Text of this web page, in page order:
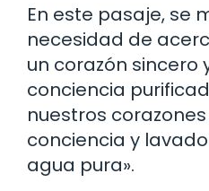
En este pasaje, se
necesidad de
un corazón sincero
conciencia
nuestros
conciencia y
agua pura».